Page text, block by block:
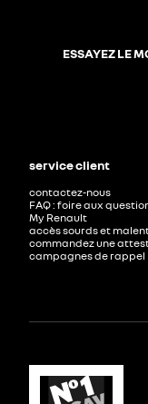
ESSAYEZ LE
service client
contactez-nous
FAQ : foire aux
My Renault
accès sourds et
commandez une
campagnes de rappel